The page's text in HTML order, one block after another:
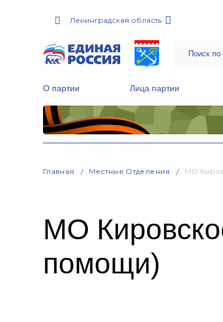
Ленинградская область
О партии Лица партии
Главная Местные Отделения МО
МО
помощи)